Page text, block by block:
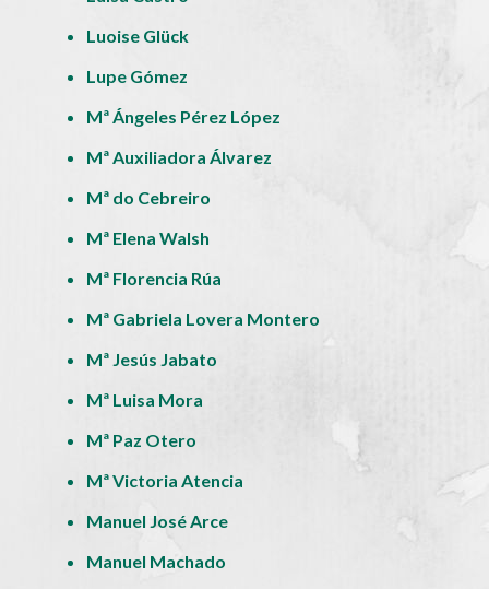
Luoise Glück
Lupe Gómez
Mª Ángeles Pérez López
Mª Auxiliadora Álvarez
Mª do Cebreiro
Mª Elena Walsh
Mª Florencia Rúa
Mª Gabriela Lovera Montero
Mª Jesús Jabato
Mª Luisa Mora
Mª Paz Otero
Mª Victoria Atencia
Manuel José Arce
Manuel Machado